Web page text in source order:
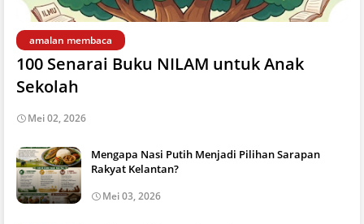
amalan membaca
100 Senarai Buku NILAM untuk Anak
Sekolah
Mei 02, 2026
Mengapa Nasi Putih Menjadi Pilihan Sarapan
Rakyat Kelantan?
Mei 03, 2026